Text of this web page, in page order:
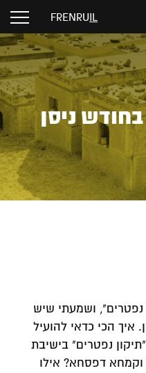
IL
RU
EN
FR
ניסן
נפטרים", ושמעתי שיש
איך הכי כדאי להועיל
נפטרים" בישיבת
וקמחא דפסחא? אילו